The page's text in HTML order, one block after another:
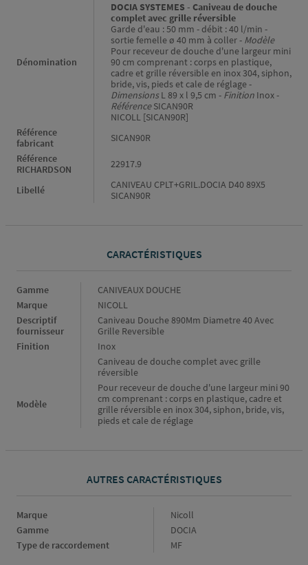
Dénomination
DOCIA SYSTEMES - Caniveau de douche
complet avec grille réversible
Garde d'eau : 50 mm - débit : 40 l/min -
sortie femelle ø 40 mm à coller - Modèle
Pour receveur de douche d'une largeur mini
90 cm comprenant : corps en plastique,
cadre et grille réversible en inox 304, siphon,
bride, vis, pieds et cale de réglage -
DimensionsL 89 x l 9,5 cm - Finition Inox -
RéférenceSICAN90R
NICOLL [SICAN90R]
Référence
fabricant
SICAN90R
Référence
RICHARDSON
22917.9
Libellé
CANIVEAU CPLT+GRIL.DOCIA D40 89X5
SICAN90R
CARACTÉRISTIQUES
Caractéristiques
Gamme
CANIVEAUX DOUCHE
Marque
NICOLL
Descriptif
fournisseur
Caniveau Douche 890Mm Diametre 40 Avec
Grille Reversible
Finition
Inox
Caniveau de douche complet avec grille
réversible
Modèle
Pour receveur de douche d'une largeur mini 90
cm comprenant : corps en plastique, cadre et
grille réversible en inox 304, siphon, bride, vis,
pieds et cale de réglage
AUTRES CARACTÉRISTIQUES
Marque Marque
Nicoll
Gamme
Gamme
DOCIA
Type de raccordement
Type
MF